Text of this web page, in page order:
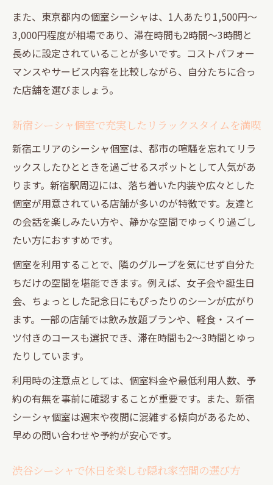
また、東京都内の個室シーシャは、1人あたり1,500円～
3,000円程度が相場であり、滞在時間も2時間～3時間と
長めに設定されていることが多いです。コストパフォー
マンスやサービス内容を比較しながら、自分たちに合っ
た店舗を選びましょう。
新宿シーシャ個室で充実したリラックスタイムを満喫
新宿エリアのシーシャ個室は、都市の喧騒を忘れてリラ
ックスしたひとときを過ごせるスポットとして人気があ
ります。新宿駅周辺には、落ち着いた内装や広々とした
個室が用意されている店舗が多いのが特徴です。友達と
の会話を楽しみたい方や、静かな空間でゆっくり過ごし
たい方におすすめです。
個室を利用することで、隣のグループを気にせず自分た
ちだけの空間を堪能できます。例えば、女子会や誕生日
会、ちょっとした記念日にもぴったりのシーンが広がり
ます。一部の店舗では飲み放題プランや、軽食・スイー
ツ付きのコースも選択でき、滞在時間も2～3時間とゆっ
たりしています。
利用時の注意点としては、個室料金や最低利用人数、予
約の有無を事前に確認することが重要です。また、新宿
シーシャ個室は週末や夜間に混雑する傾向があるため、
早めの問い合わせや予約が安心です。
渋谷シーシャで休日を楽しむ隠れ家空間の選び方